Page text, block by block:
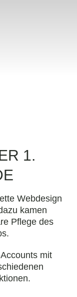
1.
Webdesign
kamen
Pflege des
mit